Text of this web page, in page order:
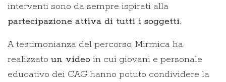
interventi sono da sempre ispirati alla
partecipazione attiva di tutti i soggetti.
A testimonianza del percorso, Mirmica ha
realizzato un video in cui giovani e personale
educativo dei CAG hanno potuto condividere la